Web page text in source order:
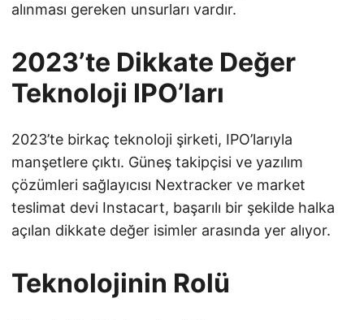
alınması gereken unsurları vardır.
2023’te Dikkate Değer
Teknoloji IPO’ları
2023’te birkaç teknoloji şirketi, IPO’larıyla
manşetlere çıktı. Güneş takipçisi ve yazılım
çözümleri sağlayıcısı Nextracker ve market
teslimat devi Instacart, başarılı bir şekilde halka
açılan dikkate değer isimler arasında yer alıyor.
Teknolojinin Rolü